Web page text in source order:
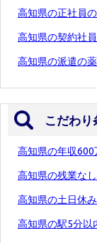
高知県の正社員
高知県の契約社
高知県の派遣の
こだわり
高知県の年収600
高知県の残業な
高知県の土日休
高知県の駅5分以